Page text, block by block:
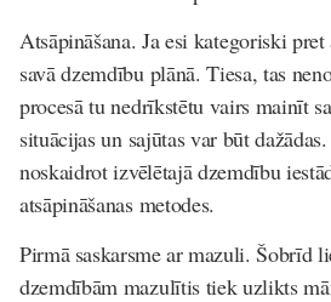
Atsāpināšana. Ja esi kategoriski
savā dzemdību plānā. Tiesa, tas
procesā tu nedrīkstētu vairs mainīt
situācijas un sajūtas var būt
noskaidrot izvēlētajā dzemdību
atsāpināšanas metodes.
Pirmā saskarsme ar mazuli. Šobrīd
dzemdībām mazulītis tiek uzlikts